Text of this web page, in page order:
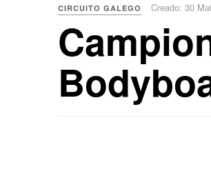
CIRCUITO GALEGO Creado: 30